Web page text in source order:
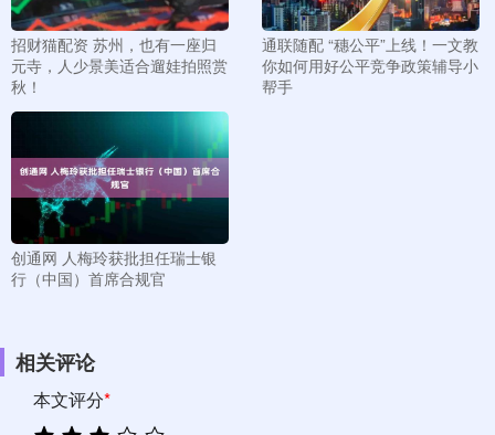
招财猫配资 苏州，也有一座归
元寺，人少景美适合遛娃拍照赏
秋！
通联随配 “穗公平”上线！一文教
你如何用好公平竞争政策辅导小
帮手
创通网 人梅玲获批担任瑞士银
行（中国）首席合规官
相关评论
本文评分*